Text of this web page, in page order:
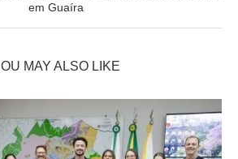
em Guaíra
MAY ALSO LIKE